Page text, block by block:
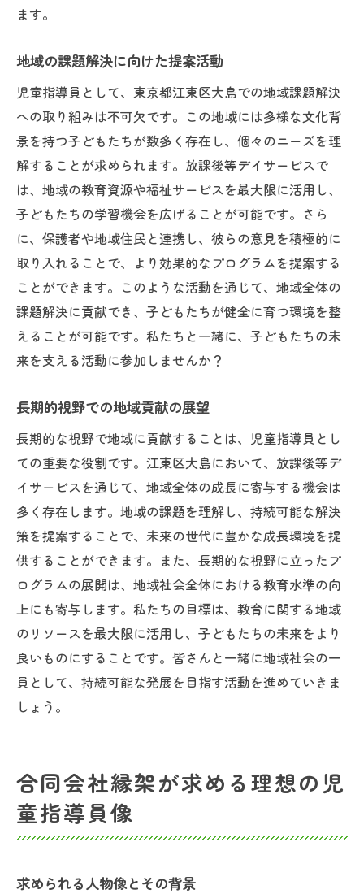
ます。
地域の課題解決に向けた提案活動
児童指導員として、東京都江東区大島での地域課題解決
への取り組みは不可欠です。この地域には多様な文化背
景を持つ子どもたちが数多く存在し、個々のニーズを理
解することが求められます。放課後等デイサービスで
は、地域の教育資源や福祉サービスを最大限に活用し、
子どもたちの学習機会を広げることが可能です。さら
に、保護者や地域住民と連携し、彼らの意見を積極的に
取り入れることで、より効果的なプログラムを提案する
ことができます。このような活動を通じて、地域全体の
課題解決に貢献でき、子どもたちが健全に育つ環境を整
えることが可能です。私たちと一緒に、子どもたちの未
来を支える活動に参加しませんか？
長期的視野での地域貢献の展望
長期的な視野で地域に貢献することは、児童指導員とし
ての重要な役割です。江東区大島において、放課後等デ
イサービスを通じて、地域全体の成長に寄与する機会は
多く存在します。地域の課題を理解し、持続可能な解決
策を提案することで、未来の世代に豊かな成長環境を提
供することができます。また、長期的な視野に立ったプ
ログラムの展開は、地域社会全体における教育水準の向
上にも寄与します。私たちの目標は、教育に関する地域
のリソースを最大限に活用し、子どもたちの未来をより
良いものにすることです。皆さんと一緒に地域社会の一
員として、持続可能な発展を目指す活動を進めていきま
しょう。
合同会社縁架が求める理想の児
童指導員像
求められる人物像とその背景